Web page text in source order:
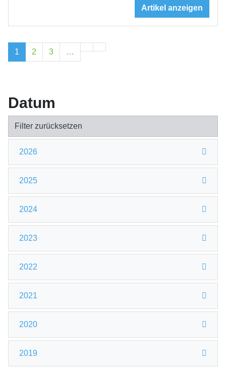
Artikel anzeigen
1 2 3 …
Datum
Filter zurücksetzen
2026
2025
2024
2023
2022
2021
2020
2019